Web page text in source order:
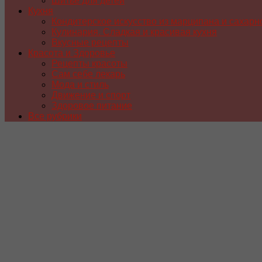
Кухня
Кондитерское искусство из марципана и
Кулинария. Сладкая и красивая кухня
Вкусные рецепты
Красота и Здоровье
Рецепты красоты
Сам себе лекарь
Мода и стиль
Движение и спорт
Здоровое питание
Все рубрики